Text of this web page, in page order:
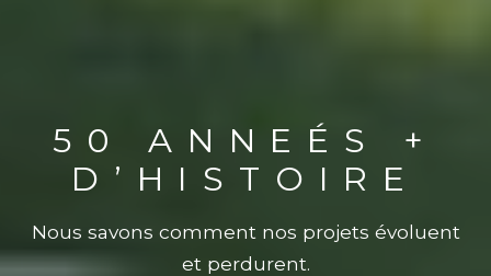
50 ANNEÉS +
D’HISTOIRE
Nous savons comment nos projets évoluent
et perdurent.